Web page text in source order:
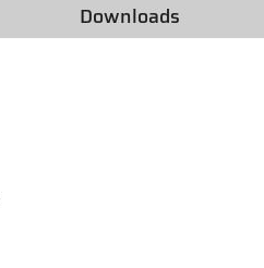
Downloads